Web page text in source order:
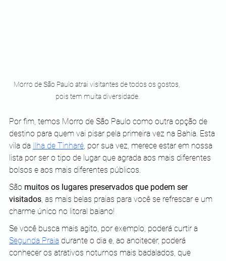
Morro de São Paulo atrai visitantes de todos os gostos,
pois tem muita diversidade.
Por fim, temos Morro de São Paulo como outra opção de
destino para quem vai pisar pela primeira vez na Bahia. Esta
vila da
Ilha de Tinharé, por sua vez, merece estar em nossa
lista por ser o tipo de lugar que agrada aos mais diferentes
bolsos e aos mais diferentes públicos.
São muitos os lugares preservados que podem ser
visitados, as mais belas praias para você se refrescar e um
charme único no litoral baiano!
Se você busca mais agito, por exemplo, poderá curtir a
Segunda Praia durante o dia e, ao anoitecer, poderá
conhecer os atrativos noturnos mais badalados, que